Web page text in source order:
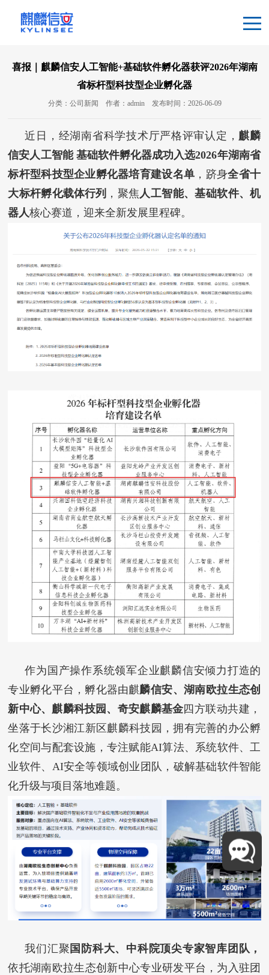
喜报｜麒麟信安人工智能+基础软件孵化器获评2026年湖南
省标杆型科技型企业孵化器
分类：公司新闻 作者：admin 发布时间：2026-06-09
近日，经湖南省科学技术厅严格评审认定， 麒麟
信安人工智能 基础软件孵化器成功入选2026年湖南省
标杆型科技型企业孵化器培育建设名单 ，跻身全省十
大标杆孵化载体行列 ，聚焦 人工智能、基础软件、机
器人核心赛道，迎来全新发展里程碑。
作为国产操作系统领军企业麒麟信安倾力打造的
专业孵化平台，孵化器由麒麟信安、湖南欧拉生态创
新中心、 麒麟科技园 、奇安麒麟基金四方联动共建，
坐落于长沙湘江新区麒麟科技园，拥有完善的办公孵
化空间与配套设施，专注赋能AI算法、系统软件、工
业软件、AI安全等领域创业团队，破解基础软件智能
化升级与项目落地难题。
我们汇聚 国防科大、中科院顶尖专家智库团队 ，
依托湖南欧拉生态创新中心专业研发平台，为入驻团